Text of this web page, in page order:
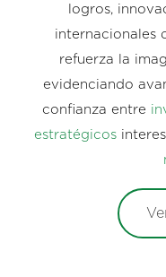
logros,
internacionales
refuerza la
evidenciando
confianza entre
estratégicos